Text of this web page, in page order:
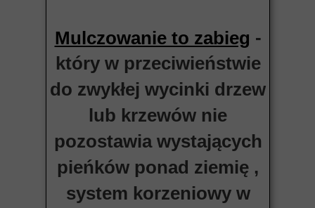
Mulczowanie to zabieg -
który w przeciwieństwie
do zwykłej wycinki drzew
lub krzewów nie
pozostawia wystających
pieńków ponad ziemię ,
system korzeniowy w